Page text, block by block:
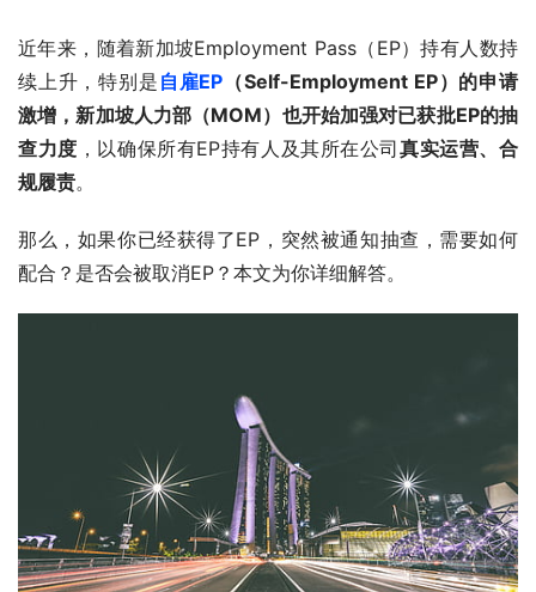
近年来，随着新加坡Employment Pass（EP）持有人数持
续上升，特别是 自雇EP （Self-Employment EP）的申请
激增，新加坡人力部（MOM）也开始加强对已获批EP的抽
查力度 ，以确保所有EP持有人及其所在公司真实运营、合
规履责。
那么，如果你已经获得了EP，突然被通知抽查，需要如何
配合？是否会被取消EP？本文为你详细解答。